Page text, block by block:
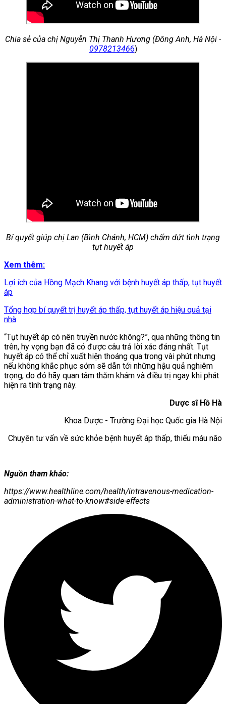
Chia sẻ của chị Nguyễn Thị Thanh Hương (Đông Anh, Hà Nội -
0978213466)
Bí quyết giúp chị Lan (Bình Chánh, HCM) chấm dứt tình trạng
tụt huyết áp
Xem thêm:
Lợi ích của Hồng Mạch Khang với bệnh huyết áp thấp, tụt huyết
áp
Tổng hợp bí quyết trị huyết áp thấp, tụt huyết áp hiệu quả tại
nhà
“Tụt huyết áp có nên truyền nước không?”, qua những thông tin
trên, hy vọng bạn đã có được câu trả lời xác đáng nhất. Tụt
huyết áp có thể chỉ xuất hiện thoáng qua trong vài phút nhưng
nếu không khắc phục sớm sẽ dẫn tới những hậu quả nghiêm
trọng, do đó hãy quan tâm thăm khám và điều trị ngay khi phát
hiện ra tình trạng này.
Dược sĩ Hồ Hà
Khoa Dược - Trường Đại học Quốc gia Hà Nội
Chuyên tư vấn về sức khỏe bệnh huyết áp thấp, thiếu máu não
Nguồn tham khảo:
https://www.healthline.com/health/intravenous-medication-
administration-what-to-know#side-effects